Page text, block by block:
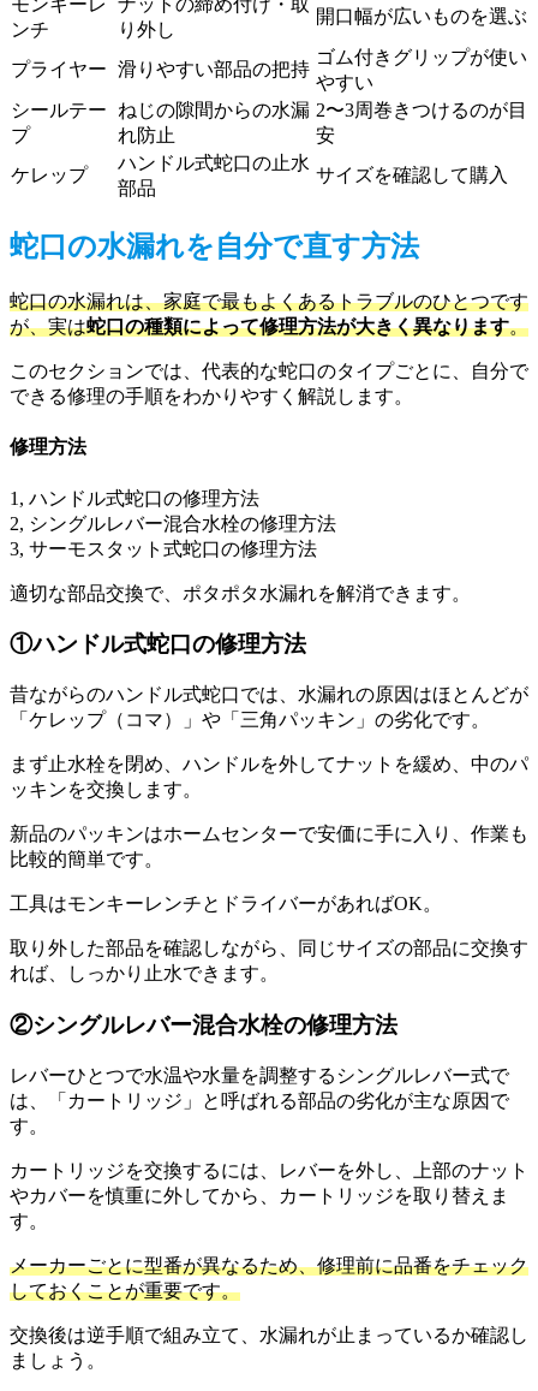
モンキーレ
ンチ
ナットの締め付け・取
り外し
開口幅が広いものを選ぶ
プライヤー 滑りやすい部品の把持
ゴム付きグリップが使い
やすい
シールテー
プ
ねじの隙間からの水漏
れ防止
2〜3周巻きつけるのが目
安
ケレップ
ハンドル式蛇口の止水
部品
サイズを確認して購入
蛇口の水漏れを自分で直す方法
蛇口の水漏れは、家庭で最もよくあるトラブルのひとつです
が、実は蛇口の種類によって修理方法が大きく異なります。
このセクションでは、代表的な蛇口のタイプごとに、自分で
できる修理の手順をわかりやすく解説します。
修理方法
1, ハンドル式蛇口の修理方法
2, シングルレバー混合水栓の修理方法
3, サーモスタット式蛇口の修理方法
適切な部品交換で、ポタポタ水漏れを解消できます。
①ハンドル式蛇口の修理方法
昔ながらのハンドル式蛇口では、水漏れの原因はほとんどが
「ケレップ（コマ）」や「三角パッキン」の劣化です。
まず止水栓を閉め、ハンドルを外してナットを緩め、中のパ
ッキンを交換します。
新品のパッキンはホームセンターで安価に手に入り、作業も
比較的簡単です。
工具はモンキーレンチとドライバーがあればOK。
取り外した部品を確認しながら、同じサイズの部品に交換す
れば、しっかり止水できます。
②シングルレバー混合水栓の修理方法
レバーひとつで水温や水量を調整するシングルレバー式で
は、「カートリッジ」と呼ばれる部品の劣化が主な原因で
す。
カートリッジを交換するには、レバーを外し、上部のナット
やカバーを慎重に外してから、カートリッジを取り替えま
す。
メーカーごとに型番が異なるため、修理前に品番をチェック
しておくことが重要です。
交換後は逆手順で組み立て、水漏れが止まっているか確認し
ましょう。